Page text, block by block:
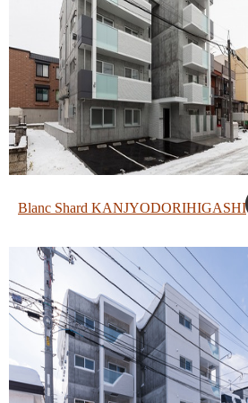
Blanc Shard KANJYODORIHIGASHI